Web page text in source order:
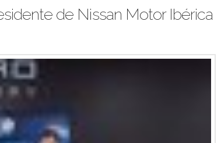
de Nissan Motor Ibérica